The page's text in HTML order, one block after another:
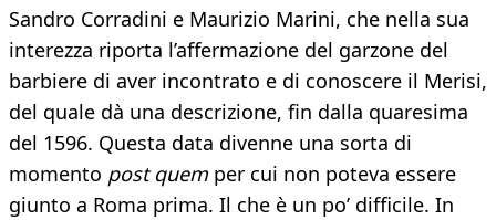
Sandro Corradini e Maurizio Marini, che nella sua
interezza riporta l’affermazione del garzone del
barbiere di aver incontrato e di conoscere il Merisi,
del quale dà una descrizione, fin dalla quaresima
del 1596. Questa data divenne una sorta di
momento post quem per cui non poteva essere
giunto a Roma prima. Il che è un po’ difficile. In